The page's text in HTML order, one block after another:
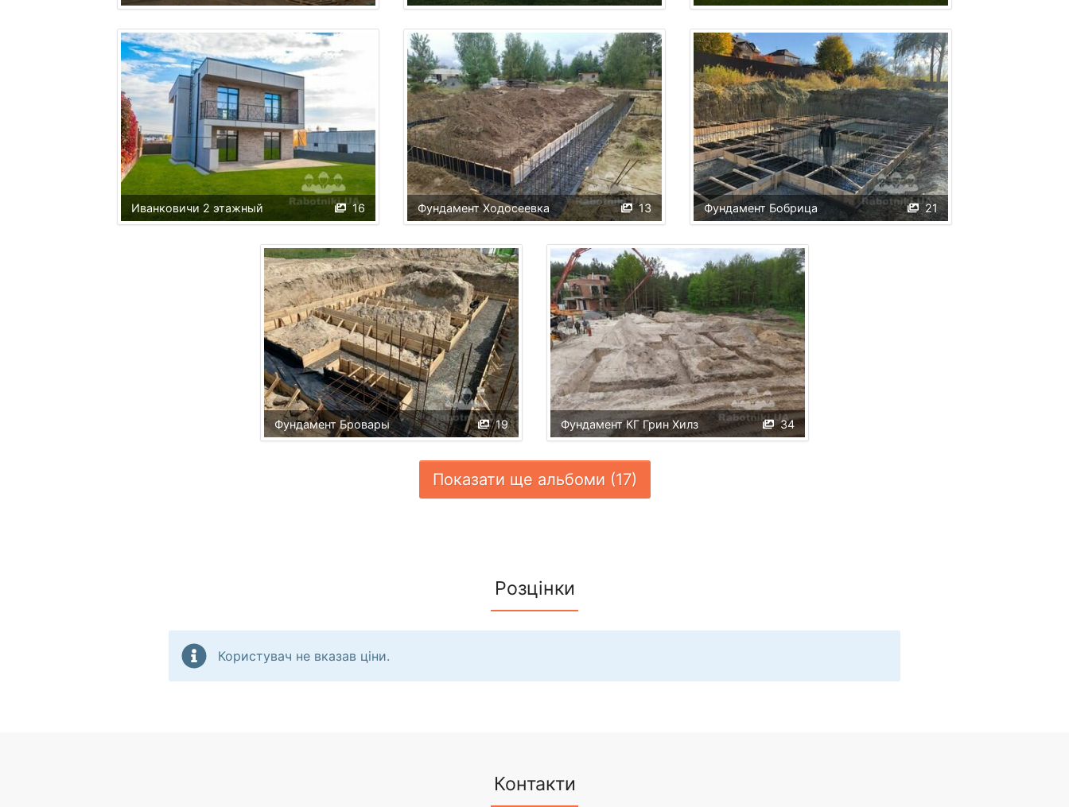
16
Иванковичи 2 этажный 13
Фундамент Ходосеевка 21
Фундамент Бобрица
19
Фундамент Бровары 34
Фундамент КГ Грин Хилз
Показати ще альбоми (17)
Розцінки
Користувач не вказав ціни.
Контакти